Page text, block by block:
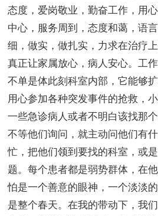
态度，爱岗敬业，勤奋工作，用
中心，服务周到，态度和蔼，语
细，做实，做扎实，力求在治疗
真正让家属放心，病人安心。工
不单是体此刻科室内部，它能够
用心参加各种突发事件的抢救，
一些急诊病人或者不明白该找那
不等他们询问，就主动问他们有
忙，把他们领到要找的科室，或
题。每个患者都是弱势群体，在
怕是一个善意的眼神，一个淡淡
是整个春天。在我的带动下，我